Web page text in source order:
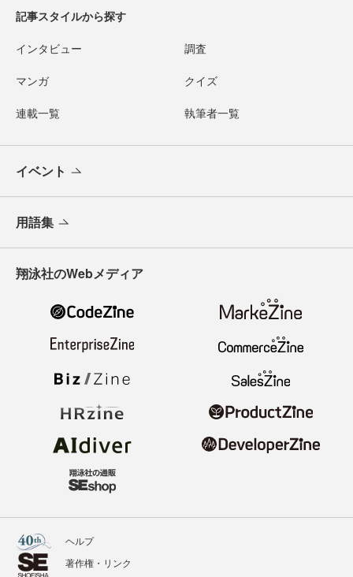
記事スタイルから探す
インタビュー 調査
マンガ クイズ
連載一覧 執筆者一覧
イベント
用語集
翔泳社のWebメディア
ヘルプ
著作権・リンク